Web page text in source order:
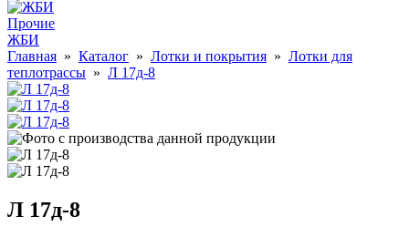
Прочие
ЖБИ
Главная » Каталог » Лотки и покрытия » Лотки для
теплотрассы » Л 17д-8
Л 17д-8